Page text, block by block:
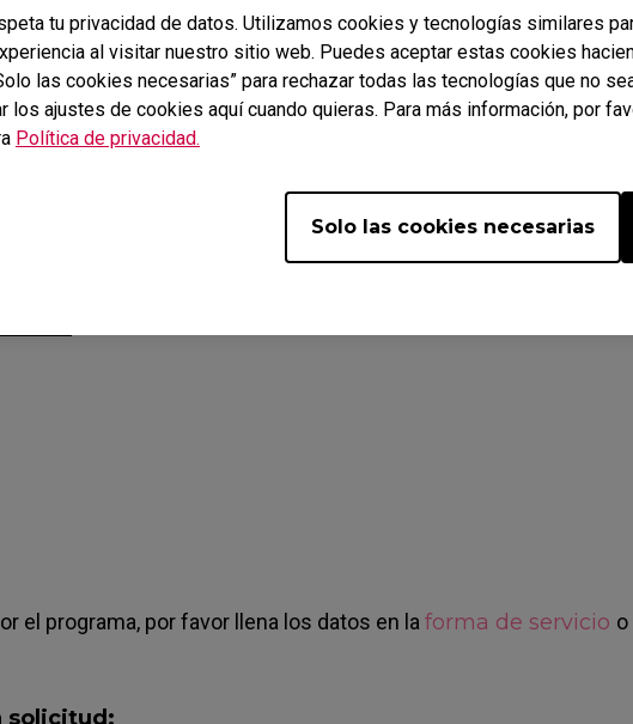
tu privacidad de datos. Utilizamos cookies y tecnologías similares
al visitar nuestro sitio web. Puedes aceptar estas cookies
las cookies necesarias” para rechazar todas las tecnologías que no
los ajustes de cookies aquí cuando quieras. Para más información, por
Política de privacidad.
Solo las cookies necesarias
13 dígitos en el campo de abajo para confirmar si está cubierto
el programa, por favor llena los datos en la forma de servicio
solicitud: